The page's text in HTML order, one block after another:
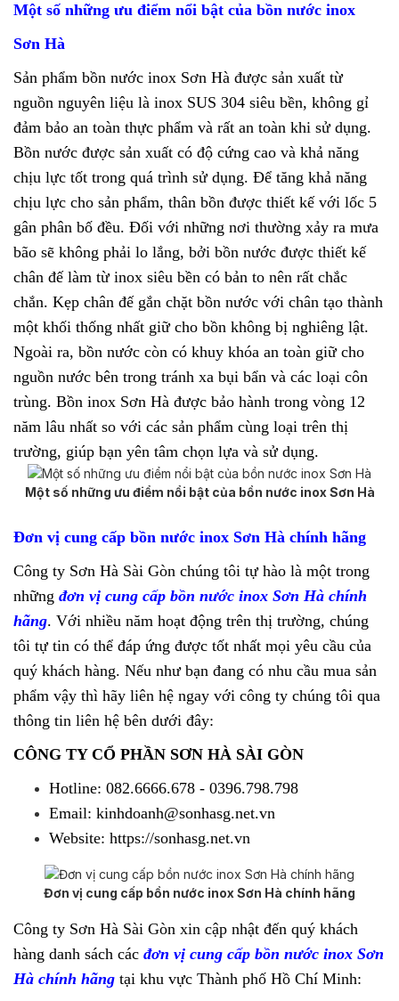
Một số những ưu điểm nổi bật của bồn nước inox
Sơn Hà
Sản phẩm bồn nước inox Sơn Hà được sản xuất từ
nguồn nguyên liệu là inox SUS 304 siêu bền, không gỉ
đảm bảo an toàn thực phẩm và rất an toàn khi sử dụng.
Bồn nước được sản xuất có độ cứng cao và khả năng
chịu lực tốt trong quá trình sử dụng. Để tăng khả năng
chịu lực cho sản phẩm, thân bồn được thiết kế với lốc 5
gân phân bố đều. Đối với những nơi thường xảy ra mưa
bão sẽ không phải lo lắng, bởi bồn nước được thiết kế
chân đế làm từ inox siêu bền có bản to nên rất chắc
chắn. Kẹp chân đế gắn chặt bồn nước với chân tạo thành
một khối thống nhất giữ cho bồn không bị nghiêng lật.
Ngoài ra, bồn nước còn có khuy khóa an toàn giữ cho
nguồn nước bên trong tránh xa bụi bẩn và các loại côn
trùng. Bồn inox Sơn Hà được bảo hành trong vòng 12
năm lâu nhất so với các sản phẩm cùng loại trên thị
trường, giúp bạn yên tâm chọn lựa và sử dụng.
Một số những ưu điểm nổi bật của bồn nước inox Sơn Hà
Đơn vị cung cấp bồn nước inox Sơn Hà chính hãng
Công ty Sơn Hà Sài Gòn chúng tôi tự hào là một trong
những đơn vị cung cấp bồn nước inox Sơn Hà chính
hãng. Với nhiều năm hoạt động trên thị trường, chúng
tôi tự tin có thể đáp ứng được tốt nhất mọi yêu cầu của
quý khách hàng. Nếu như bạn đang có nhu cầu mua sản
phẩm vậy thì hãy liên hệ ngay với công ty chúng tôi qua
thông tin liên hệ bên dưới đây:
CÔNG TY CỔ PHẦN SƠN HÀ SÀI GÒN
Hotline: 082.6666.678 - 0396.798.798
Email: kinhdoanh@sonhasg.net.vn
Website: https://sonhasg.net.vn
Đơn vị cung cấp bồn nước inox Sơn Hà chính hãng
Công ty Sơn Hà Sài Gòn xin cập nhật đến quý khách
hàng danh sách các đơn vị cung cấp bồn nước inox Sơn
Hà chính hãng tại khu vực Thành phố Hồ Chí Minh: